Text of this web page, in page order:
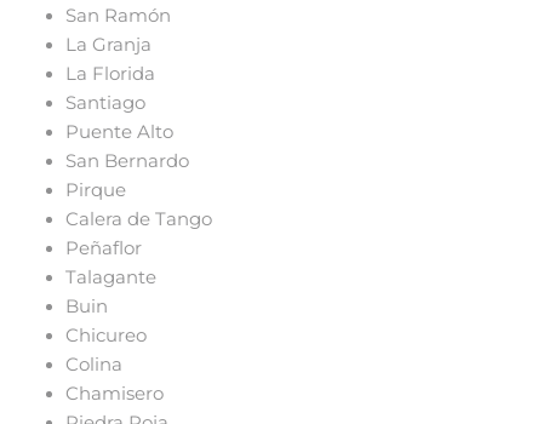
San Ramón
La Granja
La Florida
Santiago
Puente Alto
San Bernardo
Pirque
Calera de Tango
Peñaflor
Talagante
Buin
Chicureo
Colina
Chamisero